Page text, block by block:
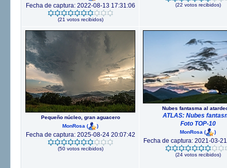
Fecha de captura: 2022-08-13 17:31:06
(21 votos recibidos)
(22 votos recibidos)
Pequeño núcleo, gran aguacero
MonRosa ( )
Fecha de captura: 2025-08-24 20:07:42
(50 votos recibidos)
Nubes fantasma al
ATLAS: Nubes
Foto TOP-10
MonRosa ( )
Fecha de captura: 2021-03-
(24 votos recibidos)